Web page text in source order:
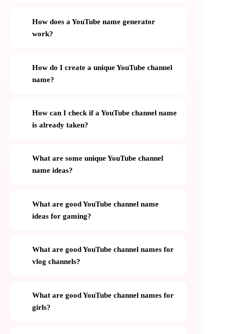
How does a YouTube name generator
work?
How do I create a unique YouTube channel
name?
How can I check if a YouTube channel name
is already taken?
What are some unique YouTube channel
name ideas?
What are good YouTube channel name
ideas for gaming?
What are good YouTube channel names for
vlog channels?
What are good YouTube channel names for
girls?